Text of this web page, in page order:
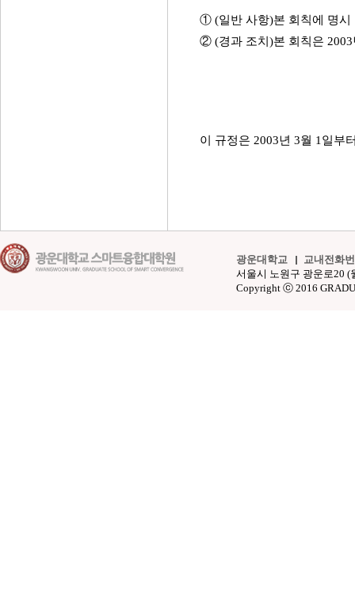
① (일반 사항)본 회칙에 명시
② (경과 조치)본 회칙은
이 규정은 2003년 3월 1일부
광운대학교
교내전화
서울시 노원구 광운로20 (
Copyright ⓒ 2016